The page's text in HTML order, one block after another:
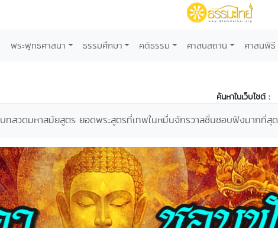
พระพุทธศาสนา ธรรมศึกษา คติธรรม ศาสนสถาน ศาสนพิธี
ค้นหาในเว็บไซต์ :
บทสวดมหาสมัยสูตร ยอดพระสูตรที่เทพในหมื่นจักรวาลชื่นชอบฟังมากที่สุด